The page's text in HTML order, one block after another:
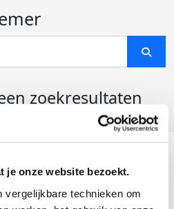
je onze website bezoekt.
vergelijkbare technieken om
zoekresultaten